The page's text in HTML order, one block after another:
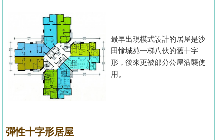
最早出現模式設計的居屋是沙
田愉城苑一梯八伙的舊十字
形，後來更被部分公屋沿襲使
用。
彈性十字形居屋